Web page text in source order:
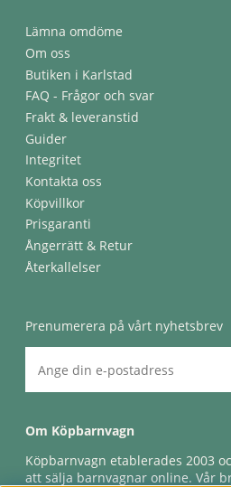
Lämna omdöme
Om oss
Butiken i Karlstad
FAQ - Frågor och svar
Frakt & leveranstid
Guider
Integritet
Kontakta oss
Köpvillkor
Prisgaranti
Ångerrätt & Retur
Återkallelser
Prenumerera på vårt nyhetsbrev
Om Köpbarnvagn
Köpbarnvagn etablerades 2003
att sälja barnvagnar online. Vår